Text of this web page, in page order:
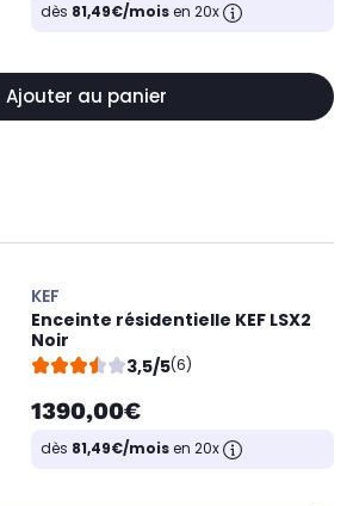
dès 81,49€/moisen 20x
Ajouter au panier
KEF
Enceinte résidentielle KEF LSX2
Noir
3,5/5(6)
1390,00€
dès 81,49€/moisen 20x